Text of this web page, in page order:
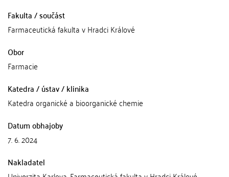
Fakulta / součást
Farmaceutická fakulta v Hradci Králové
Obor
Farmacie
Katedra / ústav / klinika
Katedra organické a bioorganické chemie
Datum obhajoby
7. 6. 2024
Nakladatel